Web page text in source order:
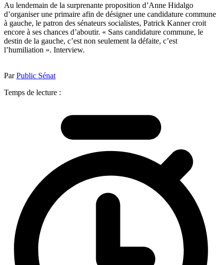
Au lendemain de la surprenante proposition d’Anne Hidalgo
d’organiser une primaire afin de désigner une candidature commune
à gauche, le patron des sénateurs socialistes, Patrick Kanner croit
encore à ses chances d’aboutir. « Sans candidature commune, le
destin de la gauche, c’est non seulement la défaite, c’est
l’humiliation ». Interview.
ParPublic Sénat
Temps de lecture :